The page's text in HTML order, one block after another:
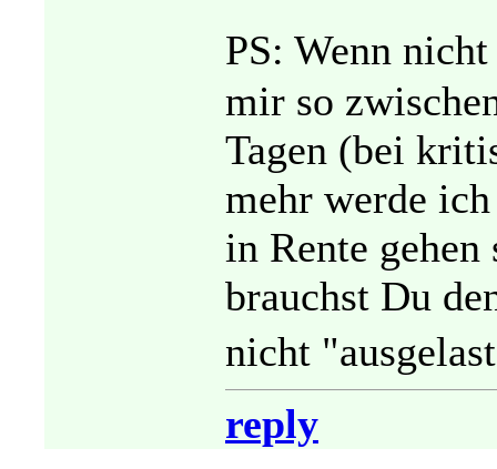
PS: Wenn
mir so
Tagen (bei
mehr werde
in Rente
brauchst Du
nicht
reply